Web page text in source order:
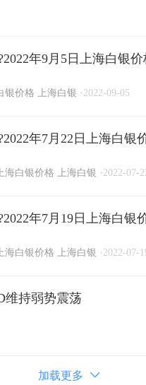
年9月5日上海白银
银价格 上海白银 · 2022-09-05
年7月22日上海白银
海白银价格 上海白银 · 2022-07-
年7月19日上海白银
海白银价格 上海白银 · 2022-07-
维持弱势震荡
加载更多